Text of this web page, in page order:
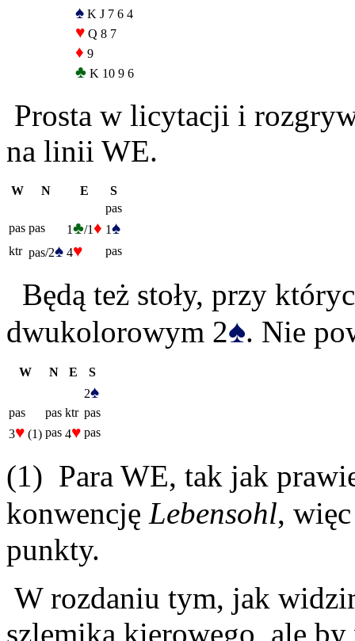
♠ K J 7 6 4
♥ Q 8 7
♦ 9
♣ K 10 9 6
Prosta w licytacji i
na linii WE.
W N E
S
pas
pas pas 1♣/1♦ 1♠
ktr pas/2♠ 4♥ pas
Będą też stoły, przy
dwukolorowym 2♠. Nie
W N E
S
2♠
pas pas ktr pas
3♥ (1) pas 4♥ pas
(1) Para WE, tak jak
konwencję Lebensohl,
punkty.
W rozdaniu tym, jak
szlemika kierowego, ale